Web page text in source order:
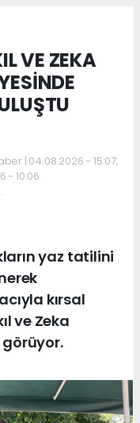
VE ZEKA
| 04.08.2026 - 15:07,
- 10:06
yaz tatilini
kırsal
ve Zeka
görüyor.